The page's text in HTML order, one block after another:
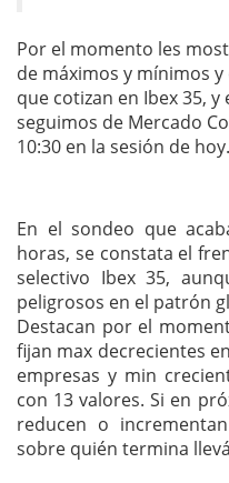
Por el momento les
de máximos y mínimos
que cotizan en Ibex 35,
seguimos de Mercado
10:30 en la sesión de hoy.
En el sondeo que
horas, se constata el
selectivo Ibex 35,
peligrosos en el patrón
Destacan por el
fijan max decrecientes
empresas y min
con 13 valores. Si en
reducen o
sobre quién termina